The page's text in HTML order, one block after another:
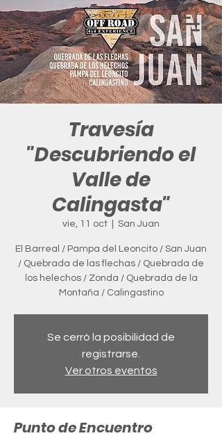
Travesía
"Descubriendo el
Valle de
Calingasta"
vie, 11 oct San Juan
El Barreal / Pampa del Leoncito / San Juan
/ Quebrada de las flechas / Quebrada de
los helechos / Zonda / Quebrada de la
Montaña / Calingastino
Se cerró la posibilidad de
registrarse.
Ver otros eventos
Punto de Encuentro